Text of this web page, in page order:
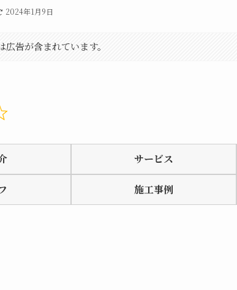
2024年1月9日
告が含まれています。
サービス
施工事例